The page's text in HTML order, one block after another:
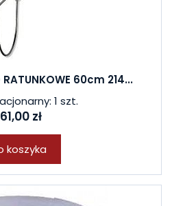
RATUNKOWE 60cm 214...
1 szt.
zł
koszyka